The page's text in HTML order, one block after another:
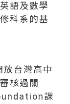
語及數學
科系的基
台灣高中
核過關
課